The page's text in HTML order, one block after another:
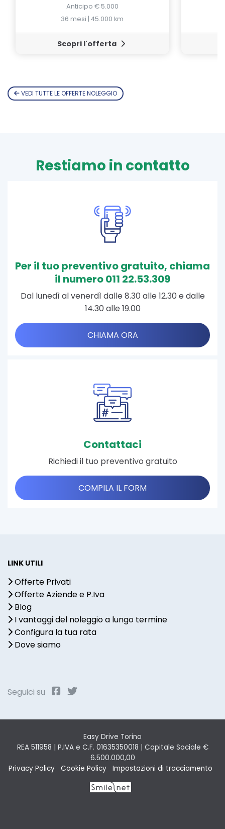
Anticipo € 5.000
36 mesi | 45.000 km
Scopri l'offerta
VEDI TUTTE LE OFFERTE NOLEGGIO
Restiamo in contatto
Per il tuo preventivo gratuito, chiama
il numero 011 22.53.309
Dal lunedì al venerdì dalle 8.30 alle 12.30 e dalle
14.30 alle 19.00
CHIAMA ORA
Contattaci
Richiedi il tuo preventivo gratuito
COMPILA IL FORM
LINK UTILI
Offerte Privati
Offerte Aziende e P.Iva
Blog
I vantaggi del noleggio a lungo termine
Configura la tua rata
Dove siamo
Seguici su
Easy Drive Torino
REA 511958 | P.IVA e C.F. 01635350018 | Capitale Sociale €
6.500.000,00
Privacy Policy
Cookie Policy Impostazioni di tracciamento